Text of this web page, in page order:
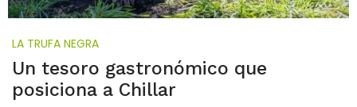
LA TRUFA NEGRA
Un tesoro gastronómico que
posiciona a Chillar